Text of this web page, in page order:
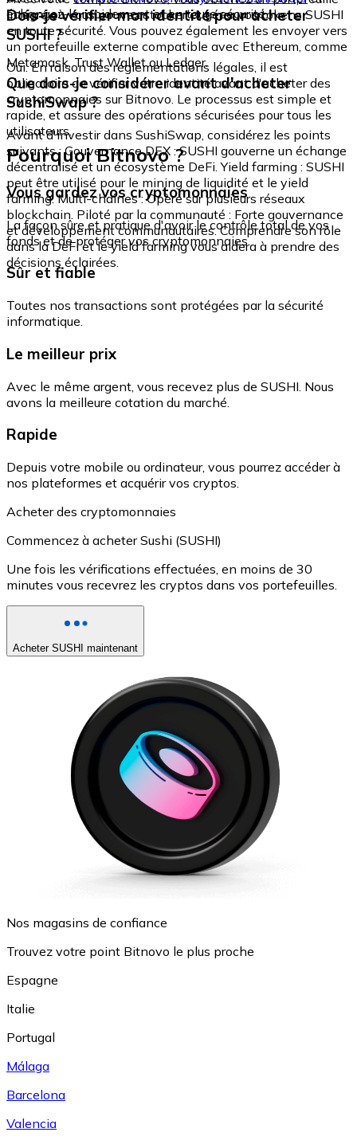
échangez-le rapidement et en toute sécurité.
intégré où vous pouvez stocker et gérer vos tokens SUSHI
en toute sécurité. Vous pouvez également les envoyer vers
un portefeuille externe compatible avec Ethereum, comme
Metamask, Trust Wallet ou Ledger.
Dois-je vérifier mon identité pour acheter
SUSHI ?
Oui. En raison des réglementations légales, il est
obligatoire de vérifier votre identité avant d'acheter des
cryptomonnaies sur Bitnovo. Le processus est simple et
rapide, et assure des opérations sécurisées pour tous les
utilisateurs.
Que dois-je considérer avant d'acheter
SushiSwap ?
Avant d'investir dans SushiSwap, considérez les points
suivants : Gouvernance DEX : SUSHI gouverne un échange
décentralisé et un écosystème DeFi. Yield farming : SUSHI
peut être utilisé pour le mining de liquidité et le yield
farming. Multi-chaînes : Opère sur plusieurs réseaux
blockchain. Piloté par la communauté : Forte gouvernance
et développement communautaires. Comprendre son rôle
dans la DeFi et le yield farming vous aidera à prendre des
décisions éclairées.
Pourquoi Bitnovo ?
Vous gardez vos cryptomonnaies
La façon sûre et pratique d'avoir le contrôle total de vos
fonds et de protéger vos cryptomonnaies.
Sûr et fiable
Toutes nos transactions sont protégées par la sécurité
informatique.
Le meilleur prix
Avec le même argent, vous recevez plus de SUSHI. Nous
avons la meilleure cotation du marché.
Rapide
Depuis votre mobile ou ordinateur, vous pourrez accéder à
nos plateformes et acquérir vos cryptos.
Acheter des cryptomonnaies
Commencez à acheter Sushi (SUSHI)
Une fois les vérifications effectuées, en moins de 30
minutes vous recevrez les cryptos dans vos portefeuilles.
Acheter SUSHI maintenant
Nos magasins de confiance
Trouvez votre point Bitnovo le plus proche
Espagne
Italie
Portugal
Málaga
Barcelona
Valencia